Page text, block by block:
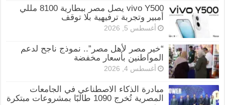
vivo Y500 يصل مصر ببطارية 8100 مللي
أمبير وتجربة ترفيهية بلا توقف
أغسطس 5, 2026
“خير مصر لأهل مصر”.. نموذج ناجح لدعم
المواطنين بأسعار مخفضة
أغسطس 4, 2026
مبادرة الذكاء الاصطناعي في الجامعات
المصرية تُخرج 1090 طالبًا بمشروعات مبتكرة